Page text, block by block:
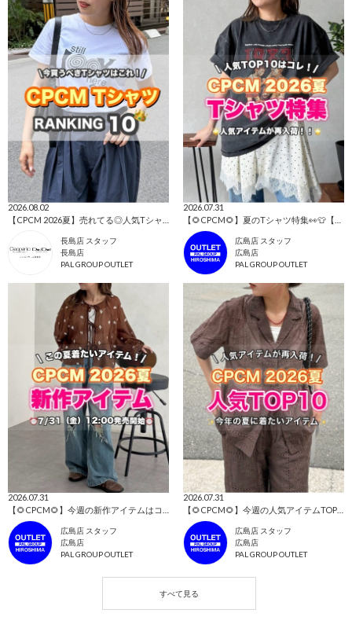
2026.08.02
長島店 スタッフ
長島店
PAL GROUP OUTLET
2026.07.31
広島店 スタッフ
広島店
PAL GROUP OUTLET
2026.07.31
広島店 スタッフ
広島店
PAL GROUP OUTLET
2026.07.31
【🌻CPCM🌻】今週の人気アイテムTOP10はコレ！👀
広島店 スタッフ
広島店
PAL GROUP OUTLET